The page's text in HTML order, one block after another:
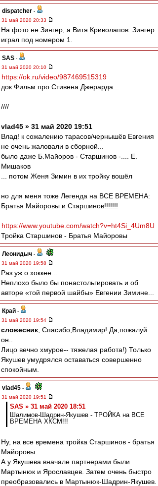
dispatcher -
31 май 2020 20:33
На фото не Зингер, а Витя Криволапов. Зингер
играл под номером 1.
SAS -
31 май 2020 20:10
https://ok.ru/video/987469515319
док Фильм про Стивена Джерарда...
////
vlad45 » 31 май 2020 19:51
Влад! к сожалению тарасов/чернышёв Евгения
не очень жаловали в сборной...
было даже Б.Майоров - Старшинов -.... Е.
Мишаков
... потом Женя Зимин в их тройку вошёл
но для меня тоже Легенда на ВСЕ ВРЕМЕНА:
Братья Майоровы и Старшинов!!!!!!!
https://www.youtube.com/watch?v=ht4Si_4Um8U
Тройка Старшинов - Братья Майоровы
Леонидыч -
31 май 2020 19:58
Раз уж о хоккее...
Неплохо было бы понастольгировать и об
авторе «той первой шайбы» Евгении Зимине...
Край -
31 май 2020 19:54
словесник , Спасибо,Владимир! Да,пожалуй
он..
Лицо вечно хмурое-- тяжелая работа!) Только
Якушев умудрялся оставаться совершенно
спокойным.
vlad45 -
31 май 2020 19:51
SAS » 31 май 2020 18:51
Шалимов-Шадрин-Якушев - ТРОЙКА на ВСЕ
ВРЕМЕНА ХКСМ!!!
Ну, на все времена тройка Старшинов - братья
Майоровы.
А у Якушева вначале партнерами были
Мартынюк и Ярославцев. Затем очень быстро
преобразовались в Мартынюк-Шадрин-Якушев.